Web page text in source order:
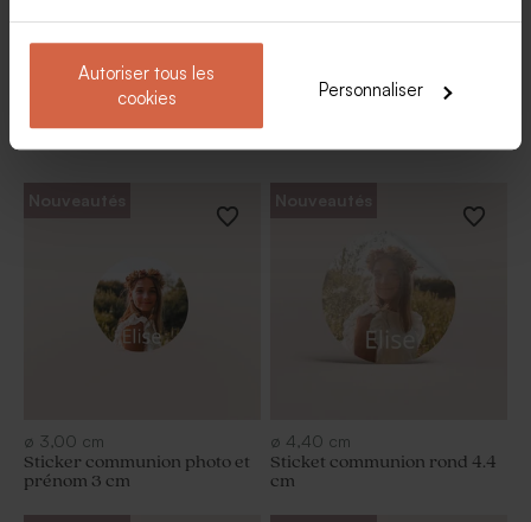
Autoriser tous les
cookies
Personnaliser
Nos stickers communion.
Nouveautés
ø 3,00 cm
Sticker communion photo et
prénom 3 cm
ø 4,40 cm
Sticket communion rond 4.4
cm